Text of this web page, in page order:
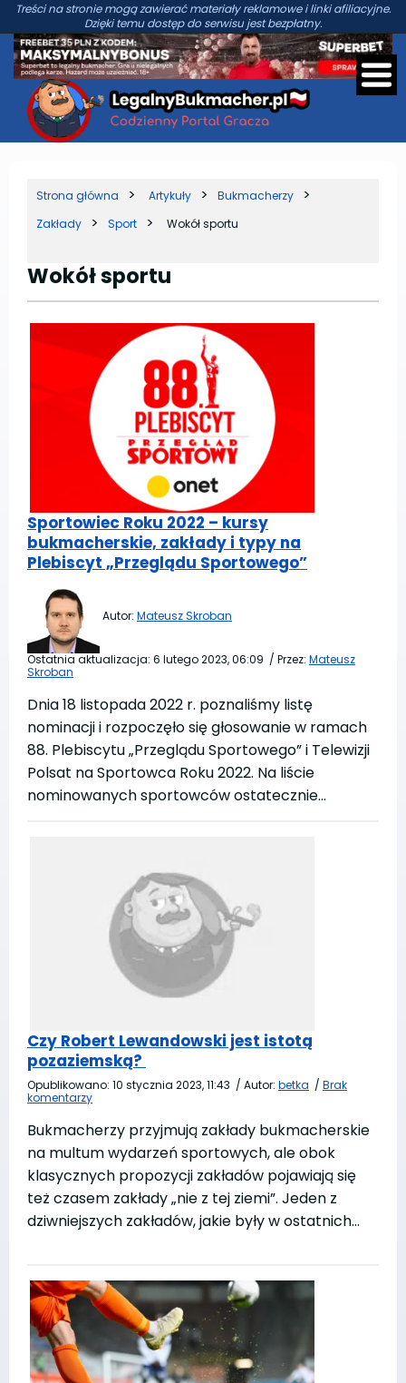
Treści na stronie mogą zawierać materiały reklamowe i linki afiliacyjne.
Dzięki temu dostęp do serwisu jest bezpłatny.
Strona główna Artykuły
Bukmacherzy
Zakłady
Sport Wokół sportu
Wokół sportu
Sportowiec Roku 2022 – kursy
bukmacherskie, zakłady i typy na
Plebiscyt „Przeglądu Sportowego”
Autor: Mateusz Skroban
Ostatnia aktualizacja: 6 lutego 2023, 06:09 / Przez: Mateusz
Skroban
Dnia 18 listopada 2022 r. poznaliśmy listę
nominacji i rozpoczęło się głosowanie w ramach
88. Plebiscytu „Przeglądu Sportowego” i Telewizji
Polsat na Sportowca Roku 2022. Na liście
nominowanych sportowców ostatecznie…
Czy Robert Lewandowski jest istotą
pozaziemską?
Opublikowano: 10 stycznia 2023, 11:43 / Autor: betka / Brak
komentarzy
Bukmacherzy przyjmują zakłady bukmacherskie
na multum wydarzeń sportowych, ale obok
klasycznych propozycji zakładów pojawiają się
też czasem zakłady „nie z tej ziemi”. Jeden z
dziwniejszych zakładów, jakie były w ostatnich…